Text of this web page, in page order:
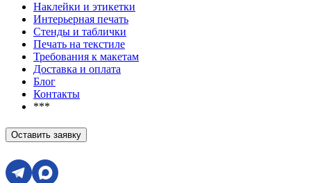
Наклейки и этикетки
Интерьерная печать
Стенды и таблички
Печать на текстиле
Требования к макетам
Доставка и оплата
Блог
Контакты
***
Оставить заявку